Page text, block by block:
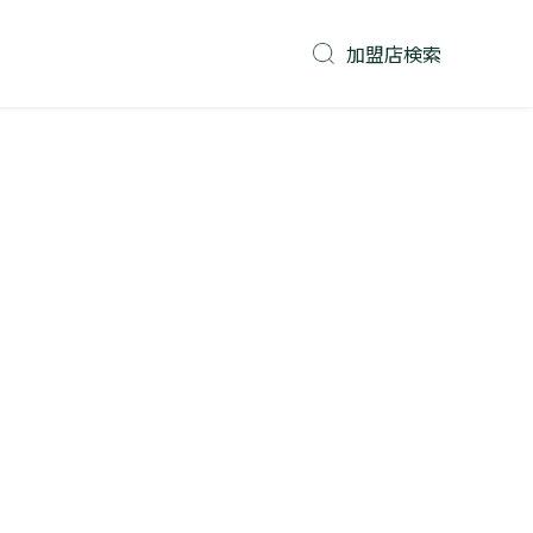
加盟店検索